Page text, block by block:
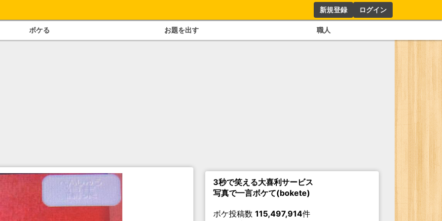
新規登録 ログイン
ボケる お題を出す 職人
3秒で笑える大喜利サービス
写真で一言ボケて(bokete)
ボケ投稿数 115,497,914件